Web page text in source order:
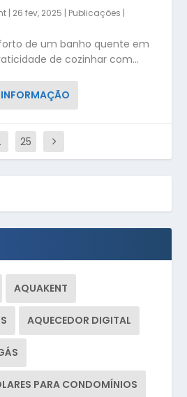
| 26 fev, 2025 | Publicações |
de um banho quente em
de cozinhar com...
25
AQUAKENT
AQUECEDOR DIGITAL
PARA CONDOMÍNIOS